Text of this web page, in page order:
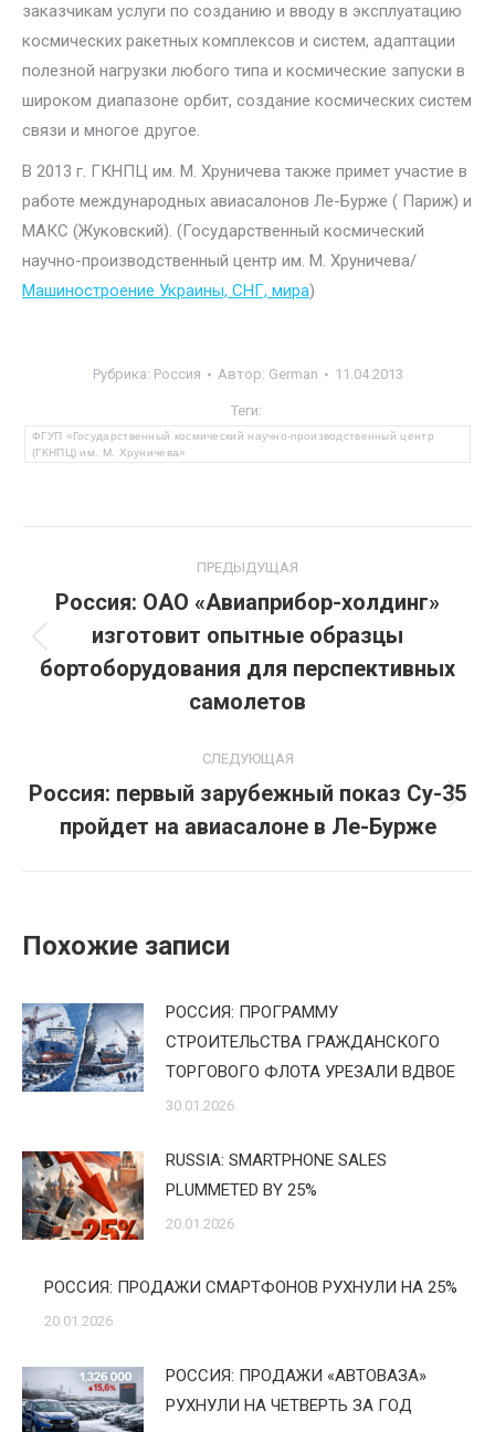
заказчикам услуги по созданию и вводу в эксплуатацию
космических ракетных комплексов и систем, адаптации
полезной нагрузки любого типа и космические запуски в
широком диапазоне орбит, создание космических систем
связи и многое другое.
В 2013 г. ГКНПЦ им. М. Хруничева также примет участие в
работе международных авиасалонов Ле-Бурже ( Париж) и
МАКС (Жуковский). (Государственный космический
научно-производственный центр им. М. Хруничева/
Машиностроение Украины, СНГ, мира)
Рубрика: Россия Автор: German 11.04.2013
Теги:
ФГУП «Государственный космический научно-производственный центр
(ГКНПЦ) им. М. Хруничева»
по
записям
ПРЕДЫДУЩАЯ
Предыдущая
запись:
Россия: ОАО «Авиаприбор-холдинг»
изготовит опытные образцы
бортоборудования для перспективных
самолетов
СЛЕДУЮЩАЯ
Следующая
запись:
Россия: первый зарубежный показ Су-35
пройдет на авиасалоне в Ле-Бурже
Похожие записи
РОССИЯ: ПРОГРАММУ
СТРОИТЕЛЬСТВА ГРАЖДАНСКОГО
ТОРГОВОГО ФЛОТА УРЕЗАЛИ ВДВОЕ
30.01.2026
RUSSIA: SMARTPHONE SALES
PLUMMETED BY 25%
20.01.2026
РОССИЯ: ПРОДАЖИ СМАРТФОНОВ РУХНУЛИ НА 25%
20.01.2026
РОССИЯ: ПРОДАЖИ «АВТОВАЗА»
РУХНУЛИ НА ЧЕТВЕРТЬ ЗА ГОД